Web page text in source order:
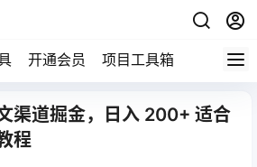
开通会员 项目工具箱
渠道掘金，日入 200+ 适合
程